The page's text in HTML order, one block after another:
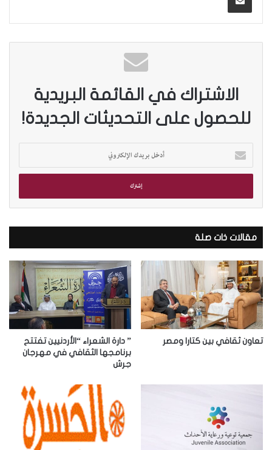
الاشتراك في القائمة البريدية
للحصول على التحديثات الجديدة!
خ
ب
ي
د
ك
ا
ل
إ
ل
ت
ر
مقالات ذات صلة
تعاون ثقافي بين كتارا ومصر
” دارة الشعراء “الأردنيين تفتتح
برنامجها الثقافي في مهرجان
جرش